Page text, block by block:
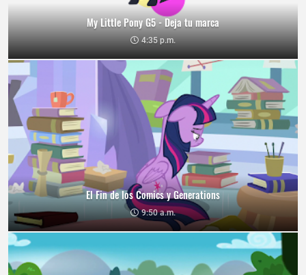
My Little Pony G5 - Deja tu marca
4:35 p.m.
El Fin de los Comics y Generations
9:50 a.m.